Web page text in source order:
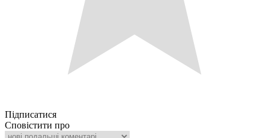
Підписатися
Сповістити про